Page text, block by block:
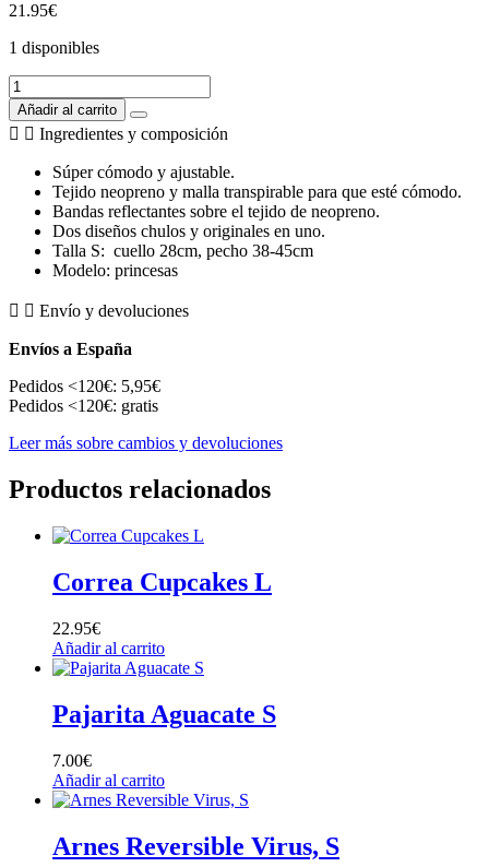
21.95€
1 disponibles
Arnes
Reversible
Princesas
S
cantidad
Añadir al carrito
Ingredientes y composición
Súper cómodo y ajustable.
Tejido neopreno y malla transpirable para que esté cómodo.
Bandas reflectantes sobre el tejido de neopreno.
Dos diseños chulos y originales en uno.
Talla S: cuello 28cm, pecho 38-45cm
Modelo: princesas
Envío y devoluciones
Envíos a España
Pedidos <120€: 5,95€
Pedidos <120€: gratis
Leer más sobre cambios y devoluciones
Productos relacionados
Correa Cupcakes L
22.95€
Añadir al carrito
Pajarita Aguacate S
7.00€
Añadir al carrito
Arnes Reversible Virus, S